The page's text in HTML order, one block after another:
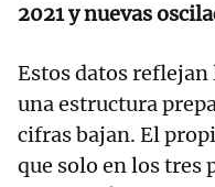
2021 y nuevas
Estos datos
una estructura
cifras bajan. El
que solo en los tres